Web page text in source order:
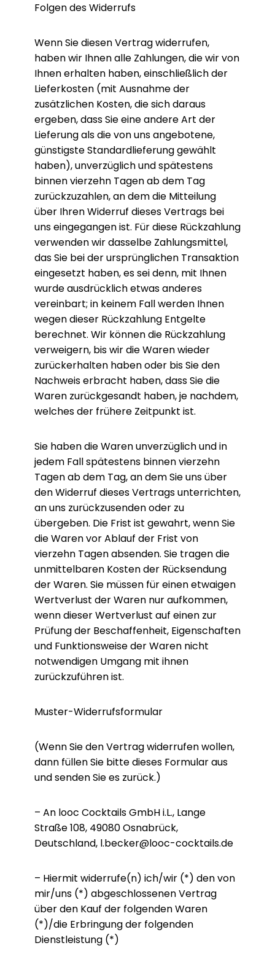
Folgen des Widerrufs
Wenn Sie diesen Vertrag widerrufen,
haben wir Ihnen alle Zahlungen, die wir von
Ihnen erhalten haben, einschließlich der
Lieferkosten (mit Ausnahme der
zusätzlichen Kosten, die sich daraus
ergeben, dass Sie eine andere Art der
Lieferung als die von uns angebotene,
günstigste Standardlieferung gewählt
haben), unverzüglich und spätestens
binnen vierzehn Tagen ab dem Tag
zurückzuzahlen, an dem die Mitteilung
über Ihren Widerruf dieses Vertrags bei
uns eingegangen ist. Für diese Rückzahlung
verwenden wir dasselbe Zahlungsmittel,
das Sie bei der ursprünglichen Transaktion
eingesetzt haben, es sei denn, mit Ihnen
wurde ausdrücklich etwas anderes
vereinbart; in keinem Fall werden Ihnen
wegen dieser Rückzahlung Entgelte
berechnet. Wir können die Rückzahlung
verweigern, bis wir die Waren wieder
zurückerhalten haben oder bis Sie den
Nachweis erbracht haben, dass Sie die
Waren zurückgesandt haben, je nachdem,
welches der frühere Zeitpunkt ist.
Sie haben die Waren unverzüglich und in
jedem Fall spätestens binnen vierzehn
Tagen ab dem Tag, an dem Sie uns über
den Widerruf dieses Vertrags unterrichten,
an uns zurückzusenden oder zu
übergeben. Die Frist ist gewahrt, wenn Sie
die Waren vor Ablauf der Frist von
vierzehn Tagen absenden. Sie tragen die
unmittelbaren Kosten der Rücksendung
der Waren. Sie müssen für einen etwaigen
Wertverlust der Waren nur aufkommen,
wenn dieser Wertverlust auf einen zur
Prüfung der Beschaffenheit, Eigenschaften
und Funktionsweise der Waren nicht
notwendigen Umgang mit ihnen
zurückzuführen ist.
Muster-Widerrufsformular
(Wenn Sie den Vertrag widerrufen wollen,
dann füllen Sie bitte dieses Formular aus
und senden Sie es zurück.)
– An looc Cocktails GmbH i.L., Lange
Straße 108, 49080 Osnabrück,
Deutschland, l.becker@looc-cocktails.de
– Hiermit widerrufe(n) ich/wir (*) den von
mir/uns (*) abgeschlossenen Vertrag
über den Kauf der folgenden Waren
(*)/die Erbringung der folgenden
Dienstleistung (*)